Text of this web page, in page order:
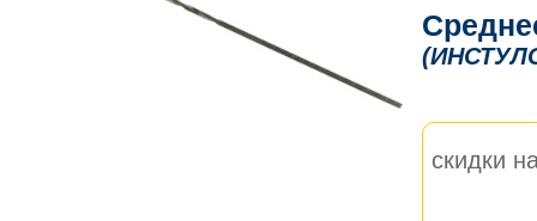
скидки